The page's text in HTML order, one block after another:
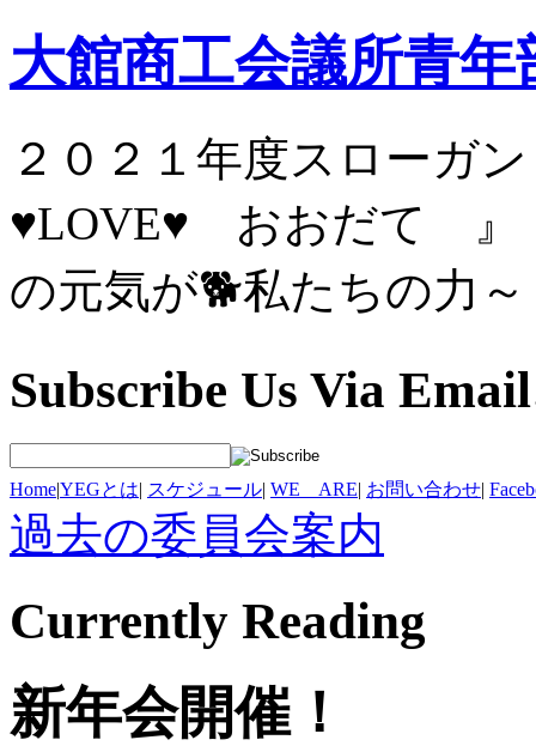
大館商工会議所青年
２０２１年度ス
♥LOVE♥ お
の元気が🐕私たちの力～
Subscribe Us Via
Home|YEGとは| スケジュール| WE ARE| お問い合わせ|
過去の委員会案内
Currently Reading
新年会開催！